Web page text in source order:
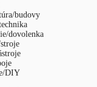
budovy
dovolenka
DIY